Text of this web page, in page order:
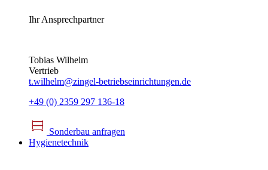
Ihr Ansprechpartner
Tobias Wilhelm
Vertrieb
t.wilhelm@zingel-betriebseinrichtungen.de
+49 (0) 2359 297 136-18
Sonderbau anfragen
Hygienetechnik